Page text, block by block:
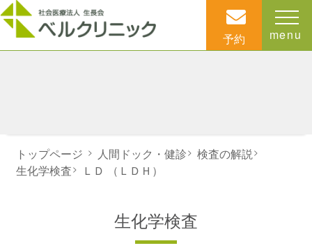
予約 menu
トップページ > 人間ドック・健診> 検査の解説>
生化学検査> ＬＤ （ＬＤＨ）
生化学検査